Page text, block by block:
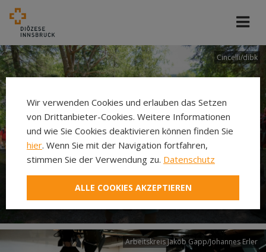
Cincelli/dibk
Neuer Pilgerweg Via
Laudato si’
Arbeitskreis Jakob Gapp/Johannes Erler
Wir verwenden Cookies und erlauben das Setzen
von Drittanbieter-Cookies. Weitere Informationen
und wie Sie Cookies deaktivieren können finden Sie
hier. Wenn Sie mit der Navigation fortfahren,
stimmen Sie der Verwendung zu. Datenschutz
ALLE COOKIES AKZEPTIEREN